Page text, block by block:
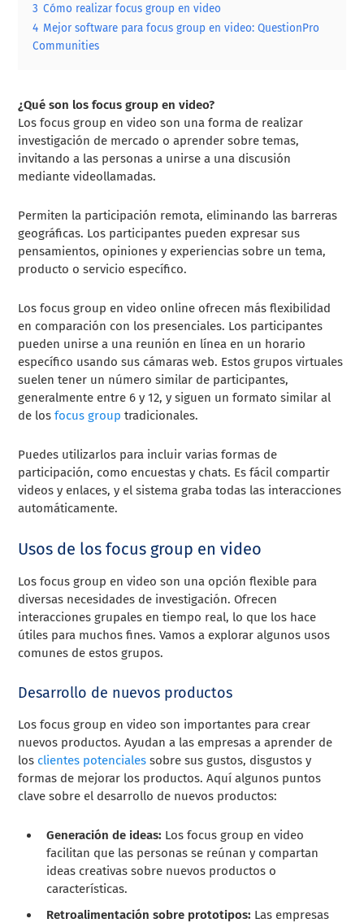
3 Cómo realizar focus group en video
4 Mejor software para focus group en video: QuestionPro
Communities
¿Qué son los focus group en video?
Los focus group en video son una forma de realizar
investigación de mercado o aprender sobre temas,
invitando a las personas a unirse a una discusión
mediante videollamadas.
Permiten la participación remota, eliminando las barreras
geográficas. Los participantes pueden expresar sus
pensamientos, opiniones y experiencias sobre un tema,
producto o servicio específico.
Los focus group en video online ofrecen más flexibilidad
en comparación con los presenciales. Los participantes
pueden unirse a una reunión en línea en un horario
específico usando sus cámaras web. Estos grupos virtuales
suelen tener un número similar de participantes,
generalmente entre 6 y 12, y siguen un formato similar al
de losfocus group tradicionales.
Puedes utilizarlos para incluir varias formas de
participación, como encuestas y chats. Es fácil compartir
videos y enlaces, y el sistema graba todas las interacciones
automáticamente.
Usos de los focus group en video
Los focus group en video son una opción flexible para
diversas necesidades de investigación. Ofrecen
interacciones grupales en tiempo real, lo que los hace
útiles para muchos fines. Vamos a explorar algunos usos
comunes de estos grupos.
Desarrollo de nuevos productos
Los focus group en video son importantes para crear
nuevos productos. Ayudan a las empresas a aprender de
los clientes potenciales sobre sus gustos, disgustos y
formas de mejorar los productos. Aquí algunos puntos
clave sobre el desarrollo de nuevos productos:
Generación de ideas: Los focus group en video
facilitan que las personas se reúnan y compartan
ideas creativas sobre nuevos productos o
características.
Retroalimentación sobre prototipos: Las empresas